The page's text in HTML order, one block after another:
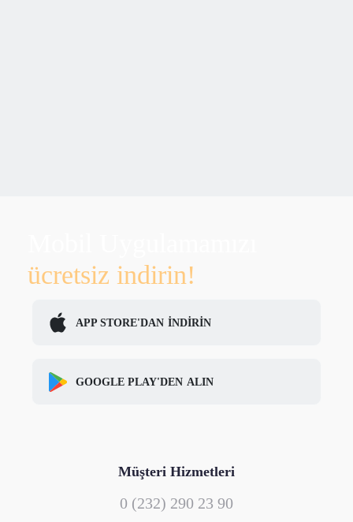
ücretsiz indirin!
APP STORE'DAN İNDİRİN
GOOGLE PLAY'DEN ALIN
Müşteri Hizmetleri
0 (232) 290 23 90